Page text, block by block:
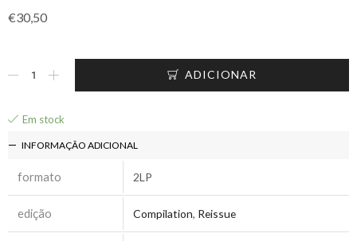
€30,50
ADICIONAR
Em stock
INFORMAÇÃO ADICIONAL
formato 2LP
edição Compilation, Reissue